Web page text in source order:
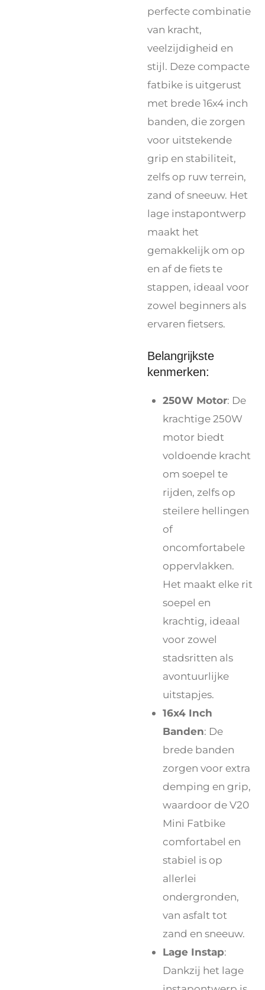
perfecte combinatie
van kracht,
veelzijdigheid en
stijl. Deze compacte
fatbike is uitgerust
met brede 16x4 inch
banden, die zorgen
voor uitstekende
grip en stabiliteit,
zelfs op ruw terrein,
zand of sneeuw. Het
lage instapontwerp
maakt het
gemakkelijk om op
en af de fiets te
stappen, ideaal voor
zowel beginners als
ervaren fietsers.
Belangrijkste
kenmerken:
250W Motor: De
krachtige 250W
motor biedt
voldoende kracht
om soepel te
rijden, zelfs op
steilere hellingen
of
oncomfortabele
oppervlakken.
Het maakt elke rit
soepel en
krachtig, ideaal
voor zowel
stadsritten als
avontuurlijke
uitstapjes.
16x4 Inch
Banden: De
brede banden
zorgen voor extra
demping en grip,
waardoor de V20
Mini Fatbike
comfortabel en
stabiel is op
allerlei
ondergronden,
van asfalt tot
zand en sneeuw.
Lage Instap:
Dankzij het lage